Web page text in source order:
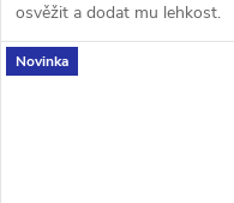
osvěžit a dodat mu lehkost.
Esenciální olej Coriander+ má
čistou, zelenou a jemně
Novinka